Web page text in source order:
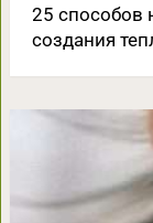
25 способов
создания